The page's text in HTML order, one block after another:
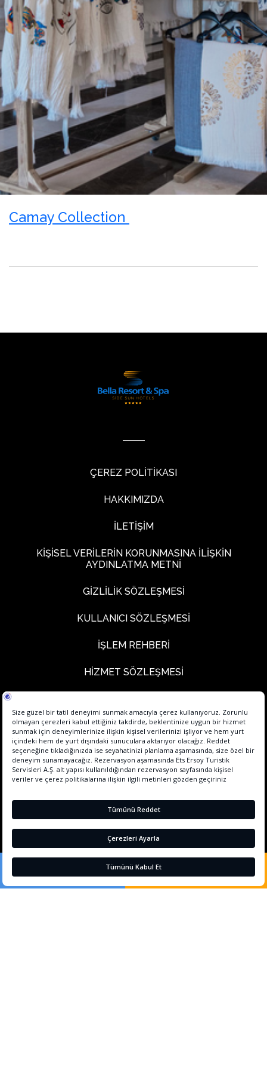
Camay Collection
+90 242 225 2018
REZERVASYON YAP
ÇEREZ POLİTİKASI
HAKKIMIZDA
İLETİŞİM
KİŞİSEL VERİLERİN KORUNMASINA İLİŞKİN
AYDINLATMA METNİ
GİZLİLİK SÖZLEŞMESİ
KULLANICI SÖZLEŞMESİ
İŞLEM REHBERİ
HİZMET SÖZLEŞMESİ
SÜRDÜRÜLEBİLİRLİK
KONSEPTLER FACT SHEET
POLİTİKALARIMIZ
LOYALTY
Gezi Rehberi